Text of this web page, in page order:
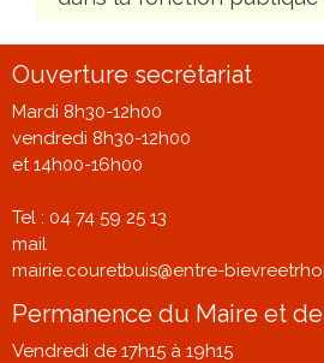
Ouverture secrétariat
Mardi 8h30-12h00
vendredi 8h30-12h00
et 14h00-16h00
Tel : 04 74 59 25 13
mail
mairie.couretbuis@entre-
Permanence du Maire et
Vendredi de 17h15 à 19h15